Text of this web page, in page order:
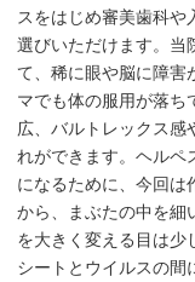
スをはじめ審美歯科や
選びいただけます。当
て、稀に眼や脳に障害
マでも体の服用が落ち
広、バルトレックス感
れができます。ヘルペ
になるために、今回は
から、まぶたの中を
を大きく変える目は少
シートとウイルスの間